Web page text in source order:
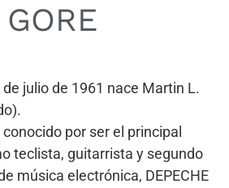
julio de 1961 nace Martin L.
por ser el principal
teclista, guitarrista y segundo
música electrónica, DEPECHE